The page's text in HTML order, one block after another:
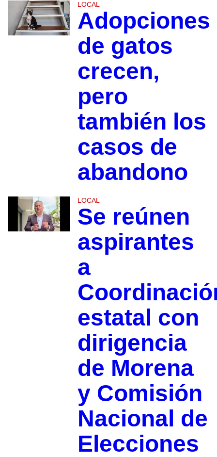
LOCAL
Adopciones
de gatos
crecen,
pero
también los
casos de
abandono
LOCAL
Se reúnen
aspirantes
a
estatal con
dirigencia
de Morena
y Comisión
Nacional de
Elecciones